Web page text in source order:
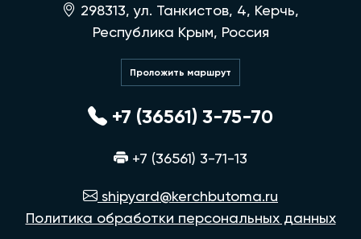
298313, ул. Танкистов, 4, Керчь,
Республика Крым, Россия
Проложить маршрут
+7 (36561) 3-75-70
+7 (36561) 3-71-13
shipyard@kerchbutoma.ru
Политика обработки персональных данных